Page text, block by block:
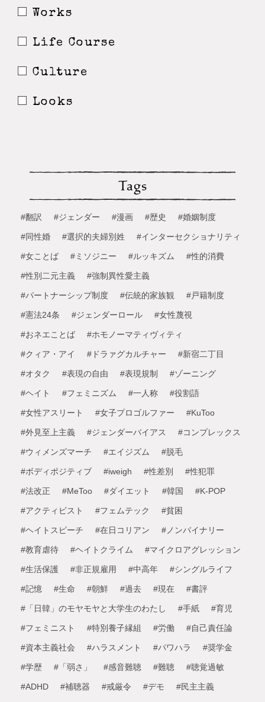
Works
Life Course
Culture
Looks
Tags
#翻訳 #ジェンダー #漫画 #歴史 #婚姻制度
#同性婚 #選択的夫婦別姓 #インターセクショナリティ
#女ことば #ミソジニー #ルッキズム #性的消費
#性別二元主義 #強制異性愛主義
#パートナーシップ制度 #伝統的家族観 #戸籍制度
#憲法24条 #ジェンダーロール #女性蔑視
#おネエことば #ホモノーマティヴィティ
#クィア・アイ #ドラァグカルチャー #新宿二丁目
#オタク #表現の自由 #表現規制 #ゾーニング
#ヘイト #フェミニズム #一人称 #役割語
#女性アスリート #女子プロゴルファー #KuToo
#外見至上主義 #ジェンダーバイアス #コンプレックス
#ウィメンズマーチ #エイジズム #脱毛
#ボディポジティブ #iweigh #性差別 #性犯罪
#法改正 #MeToo #ダイエット #韓国 #K-POP
#アクティビスト #フェムテック #貧困
#ヘイトスピーチ #在日コリアン #ノンバイナリー
#教育虐待 #ヘイトクライム #マイクロアグレッション
#生活保護 #非正規雇用 #中高年 #シングルライフ
#記憶 #生命 #朝鮮 #過去 #現在 #書評
#「日韓」のモヤモヤと大学生のわたし #手紙 #育児
#フェミニスト #特別養子縁組 #労働 #自己責任論
#資本主義社会 #ハラスメント #パワハラ #奨学金
#学歴 #「弱さ」 #感音難聴 #難聴 #聴覚過敏
#ADHD #補聴器 #戒厳令 #デモ #民主主義